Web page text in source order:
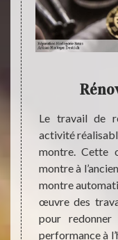
des
en
en
Le travail de
activité
montre. Cette
montre à
montre
œuvre des
pour
performance à